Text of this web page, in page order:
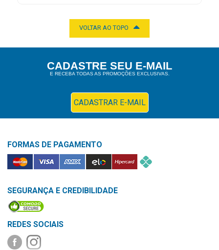
VOLTAR AO TOPO
CADASTRE SEU E-MAIL
E RECEBA TODAS AS PROMOÇÕES EXCLUSIVAS.
CADASTRAR E-MAIL
FORMAS DE PAGAMENTO
SEGURANÇA E CREDIBILIDADE
REDES SOCIAIS